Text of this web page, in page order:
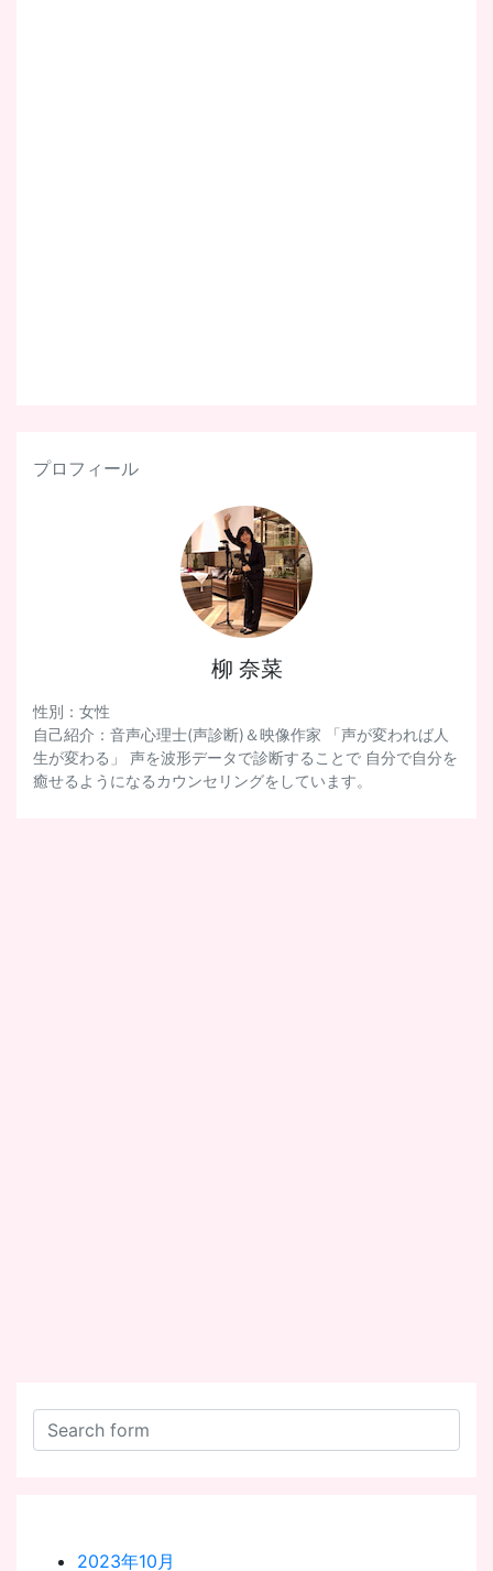
プロフィール
柳 奈菜
性別：女性
自己紹介：音声心理士(声診断)＆映像作家 「声が変われば人
生が変わる」 声を波形データで診断することで 自分で自分を
癒せるようになるカウンセリングをしています。
2023年10月